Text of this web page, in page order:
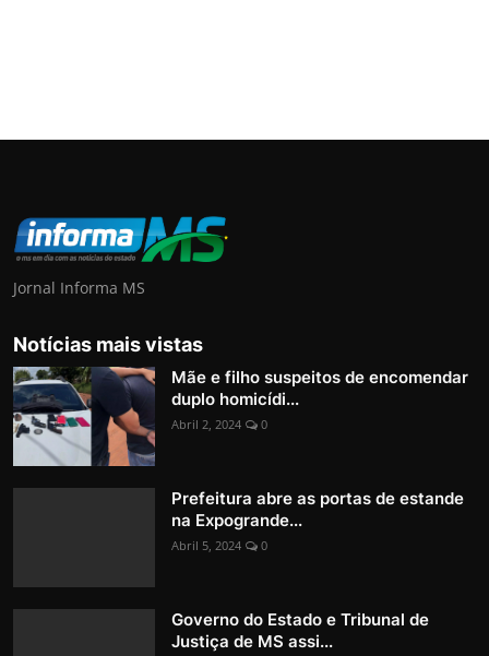
Jornal Informa MS
Notícias mais vistas
Mãe e filho suspeitos de encomendar
duplo homicídi...
Abril 2, 2024 0
Prefeitura abre as portas de estande
na Expogrande...
Abril 5, 2024 0
Governo do Estado e Tribunal de
Justiça de MS assi...